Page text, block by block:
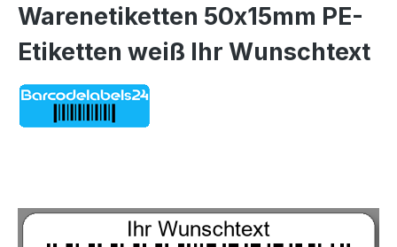
Warenetiketten 50x15mm PE-
Etiketten weiß Ihr Wunschtext